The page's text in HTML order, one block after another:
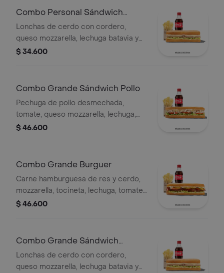
Combo Personal Sándwich
Cordero
Lonchas de cerdo con cordero,
queso mozzarella, lechuga batavia y
salsa Qbano
$ 34.600
Combo Grande Sándwich Pollo
Pechuga de pollo desmechada,
tomate, queso mozzarella, lechuga,
mayonesa, papas a la francesa y
$ 46.600
Combo Grande Burguer
Carne hamburguesa de res y cerdo,
mozzarella, tocineta, lechuga, tomate,
pepinillos, salsa BBQ, salsa Qbano,
$ 46.600
Combo Grande Sándwich
Cordero
Lonchas de cerdo con cordero,
queso mozzarella, lechuga batavia y